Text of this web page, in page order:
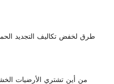
5 طرق لخفض تكاليف التجديد
من أين تشتري الأرضيات